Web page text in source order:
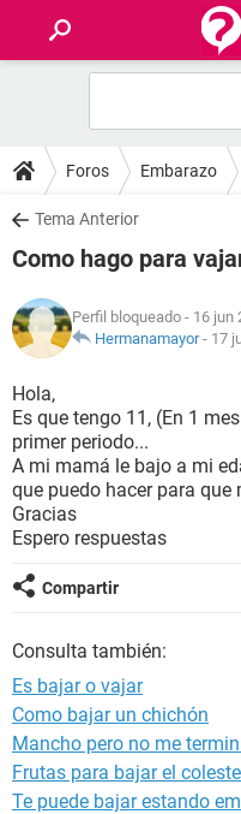
FORUMS
SALUD
NUTRICIÓN
BIENESTAR
SEXUALIDAD
GLOSARIO
Foros Embarazo
Tema Anterior
Como hago para
Perfil bloqueado - 16 jun
Hermanamayor- 17
Hola,
Es que tengo 11, (En 1
primer periodo...
A mi mamá le bajo a mi
que puedo hacer para que
Gracias
Espero respuestas
Compartir
Consulta también:
Es bajar o vajar
Como bajar un chichón
Mancho pero no me
Frutas para bajar el
Te puede bajar estando